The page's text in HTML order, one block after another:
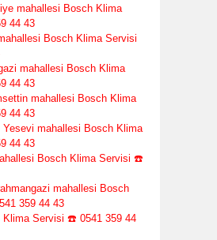
mahallesi Bosch Klima
44 43
Bosch Klima Servisi
mahallesi Bosch Klima
44 43
mahallesi Bosch Klima
44 43
mahallesi Bosch Klima
44 43
Bosch Klima Servisi ☎️
mahallesi Bosch
359 44 43
Klima Servisi ☎️ 0541 359 44